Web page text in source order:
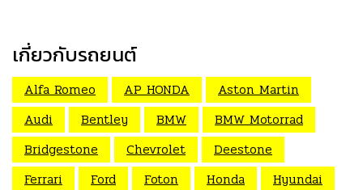
เกี่ยวกับรถยนต์
Alfa Romeo AP HONDA
Aston Martin
Audi
Bentley BMW
BMW Motorrad
Bridgestone
Chevrolet
Deestone
Ferrari
Ford Foton Honda
Hyundai